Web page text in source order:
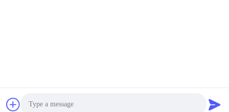
Fournisseur. © de Copyright 2018-2026 Shenzhen Tunsing
Plastic Products Co., Ltd. . Tous droits réservés.